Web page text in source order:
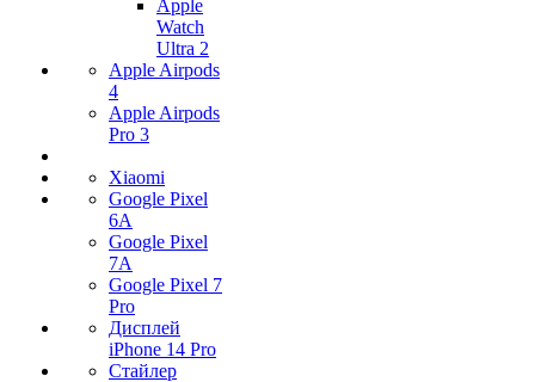
Apple
Watch
Ultra 2
Apple Airpods
4
Apple Airpods
Pro 3
Xiaomi
Google Pixel
6A
Google Pixel
7А
Google Pixel 7
Pro
Дисплей
iPhone 14 Pro
Стайлер